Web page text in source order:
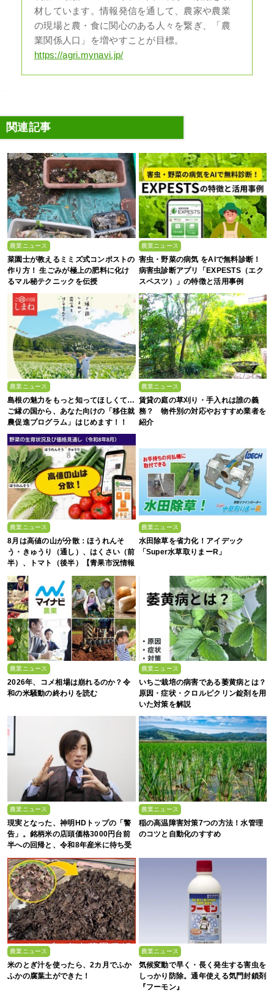
材しています。情報発信を通して、農家や農業
の現場と農・食に関心のある人々を繋ぎ、「農
業関係人口」を増やすことが目標。
https://agri.mynavi.jp/
関連記事
農業ニュース
菜園士が教えるミミズ式コンポストの
作り方！ 生ごみが極上の肥料に化け
るマル秘テクニックを伝授
農業ニュース
害虫・野菜の病気 をAIで無料診断！
病害虫診断アプリ「EXPESTS（エク
スペスツ）」の特徴と活用事例
農業ニュース
島根の魅力をもっと知ってほしくて…
ご縁の国から、あなた向けの「移住就
農促進プログラム」はじめます！！
農業ニュース
賃貸の庭の草刈り・手入れは誰の義
務？ 物件別の対応やおすすめ業者を
紹介
農業ニュース
8月は高値の山が分散：ほうれんそ
う・きゅうり（通し）、はくさい（前
半）、トマト（後半）【青果市況情報
農業ニュース
水田除草を省力化！アイデック
「Super水草取りまーR」
農業ニュース
2026年、コメ相場は崩れるのか？令
和の米騒動の終わりを読む
農業ニュース
いちご栽培の病害である萎黄病とは？
原因・症状・クロルピクリン錠剤を用
いた対策を解説
農業ニュース
現実となった、神明HDトップの「警
告」。銘柄米の店頭価格3000円台前
半への回帰と、令和8年産米に待ち受
ける“大暴落”の可能性
農業ニュース
稲の高温障害対策7つの方法！水管理
のコツと自動化のすすめ
農業ニュース
米のとぎ汁を使ったら、2カ月でふか
ふかの腐葉土ができた！
農業ニュース
気候変動で早く・長く発生する害虫を
しっかり防除。通年使える気門封鎖剤
『フーモン』